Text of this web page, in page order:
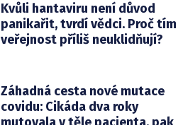
Kvůli hantaviru není důvod
panikařit, tvrdí vědci. Proč tím
veřejnost příliš neuklidňují?
Záhadná cesta nové mutace
covidu: Cikáda dva roky